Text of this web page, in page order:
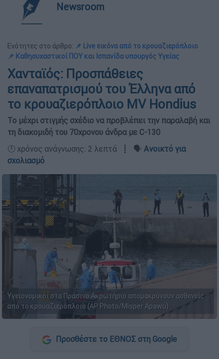
Newsroom
Ενότητες στο άρθρο: 📌 Live εικόνα από το κρουαζιερόπλοιο
📌 Καθησυχαστικοί ΠΟΥ και Ισπανίδα υπουργός Υγείας
Χανταϊός: Προσπάθειες
επαναπατρισμού του Έλληνα από
το κρουαζιερόπλοιο MV Hondius
Το μέχρι στιγμής σχέδιο να προβλέπει την παραλαβή και
τη διακομιδή του 70χρονου άνδρα με C-130
🕛 χρόνος ανάγνωσης: 2 λεπτά ┋ 🗣️ Ανοικτό για
σχολιασμό
Υγειονομικοί στο Πράσινο Ακρωτήριο απομακρύνουν ασθενείς
από το κρουαζιερόπλοιο (AP Photo/Misper Apawu)
Προσθέστε το ΕΘΝΟΣ στη Google